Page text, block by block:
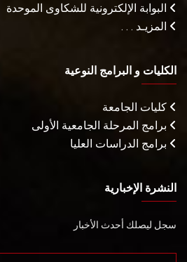
البوابة الإلكترونية للشكاوى الموحدة
المزيـد . . .
الكليات و البرامج النوعية
كليات الجامعة
برامج المرحلة الجامعية الأولى
برامج الدراسات العليا
النشرة الإخبارية
سجل ليصلك أحدث الأخبار